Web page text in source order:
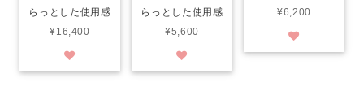
らっとした使用感
¥16,400
らっとした使用感
¥5,600
¥6,200